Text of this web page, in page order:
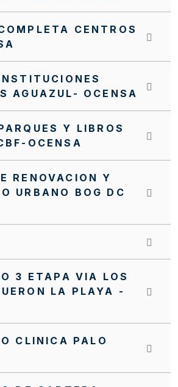
CENTROS
AGUAZUL- OCENSA
Y LIBROS
OCENSA
RENOVACION Y
URBANO BOG DC
3 ETAPA VIA LOS
LA PLAYA -
CLINICA PALO